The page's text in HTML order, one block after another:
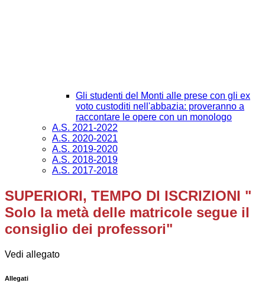
Gli studenti del Monti alle prese con gli ex
voto custoditi nell'abbazia: proveranno a
raccontare le opere con un monologo
A.S. 2021-2022
A.S. 2020-2021
A.S. 2019-2020
A.S. 2018-2019
A.S. 2017-2018
SUPERIORI, TEMPO DI ISCRIZIONI "
Solo la metà delle matricole segue il
consiglio dei professori"
Vedi allegato
Allegati